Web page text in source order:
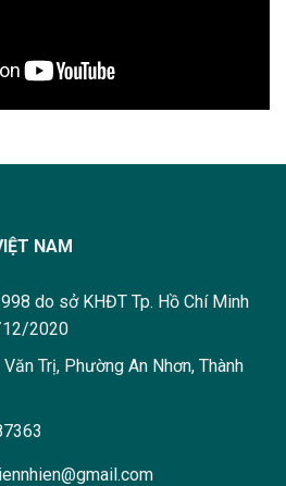
NAM
do sở KHĐT Tp. Hồ Chí Minh
12/2020
Trị, Phường An Nhơn, Thành